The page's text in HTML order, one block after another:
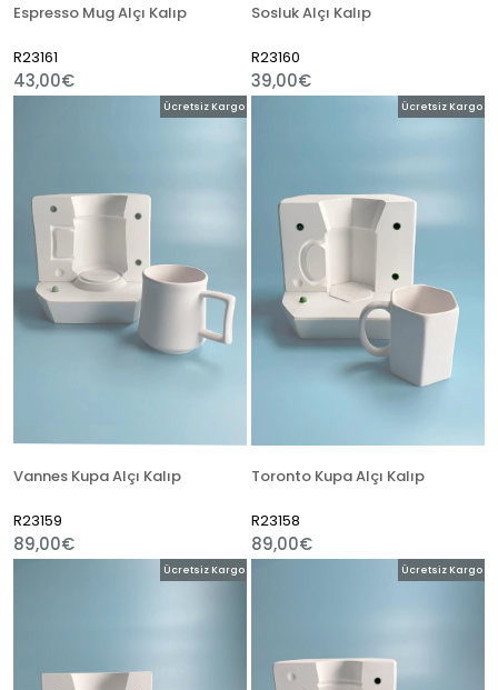
Espresso Mug Alçı Kalıp
R23161
43,00€
Sosluk Alçı Kalıp
R23160
39,00€
Vannes Kupa Alçı Kalıp
R23159
89,00€
Ücretsiz Kargo
Toronto Kupa Alçı Kalıp
R23158
89,00€
Ücretsiz Kargo
Ücretsiz Kargo Ücretsiz Kargo